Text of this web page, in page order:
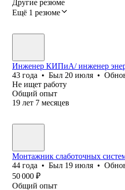
Другие резюме
Ещё 1 резюме
Инженер КИПиА/ инженер
43 года • Был 20 июля •
Не ищет работу
Общий опыт
19 лет 7 месяцев
Монтажник слаботочных
44 года • Был 19 июля •
50 000 ₽
Общий опыт